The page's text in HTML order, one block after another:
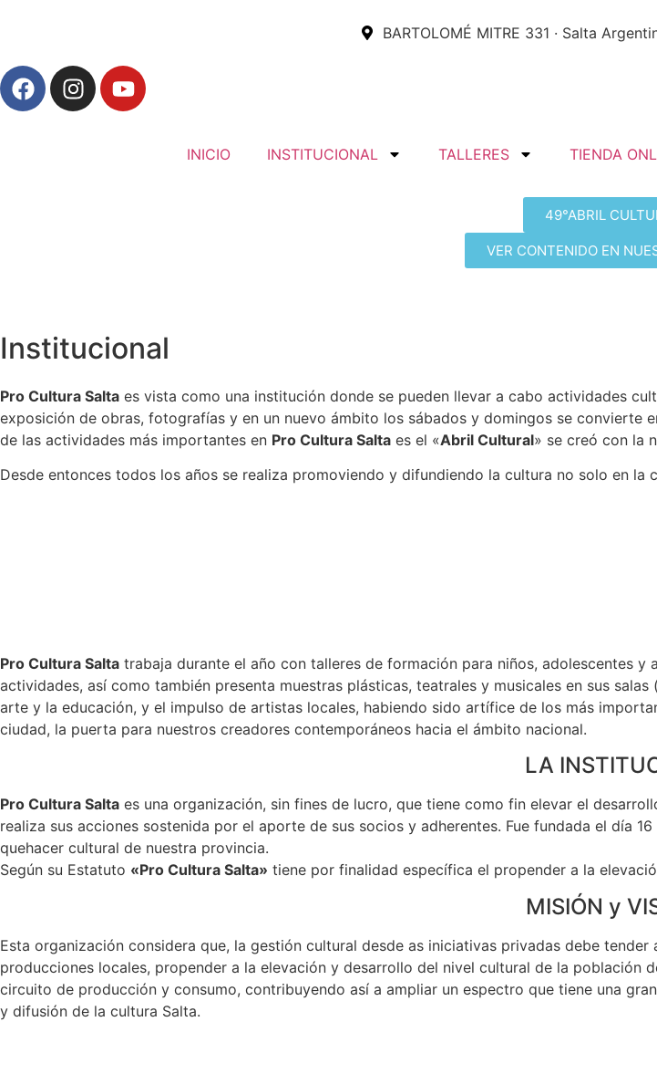
BARTOLOMÉ MITRE 331 · Salta
INICIO INSTITUCIONAL TALLERES TIENDA
49°ABRIL
VER CONTENIDO EN
Institucional
Pro Cultura Salta es vista como una institución donde se pueden llevar a cabo actividades
exposición de obras, fotografías y en un nuevo ámbito los sábados y domingos se
de las actividades más importantes en Pro Cultura Salta es el «Abril Cultural» se creó con la
Desde entonces todos los años se realiza promoviendo y difundiendo la cultura no solo en
Pro Cultura Salta trabaja durante el año con talleres de formación para niños, adolescentes y
actividades, así como también presenta muestras plásticas, teatrales y musicales en sus
arte y la educación, y el impulso de artistas locales, habiendo sido artífice de los más
ciudad, la puerta para nuestros creadores contemporáneos hacia el ámbito nacional.
LA
Pro Cultura Salta es una organización, sin fines de lucro, que tiene como fin elevar el
realiza sus acciones sostenida por el aporte de sus socios y adherentes. Fue fundada el día
quehacer cultural de nuestra provincia.
Según su Estatuto «Pro Cultura Salta» tiene por finalidad específica el propender a la
MISIÓN y
Esta organización considera que, la gestión cultural desde as iniciativas privadas debe
producciones locales, propender a la elevación y desarrollo del nivel cultural de la población
circuito de producción y consumo, contribuyendo así a ampliar un espectro que tiene una
y difusión de la cultura Salta.